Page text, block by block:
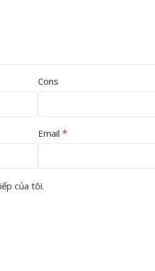
ẩm nền, ngăn ngừa triệt để tình
Cons
Email *
của tôi.